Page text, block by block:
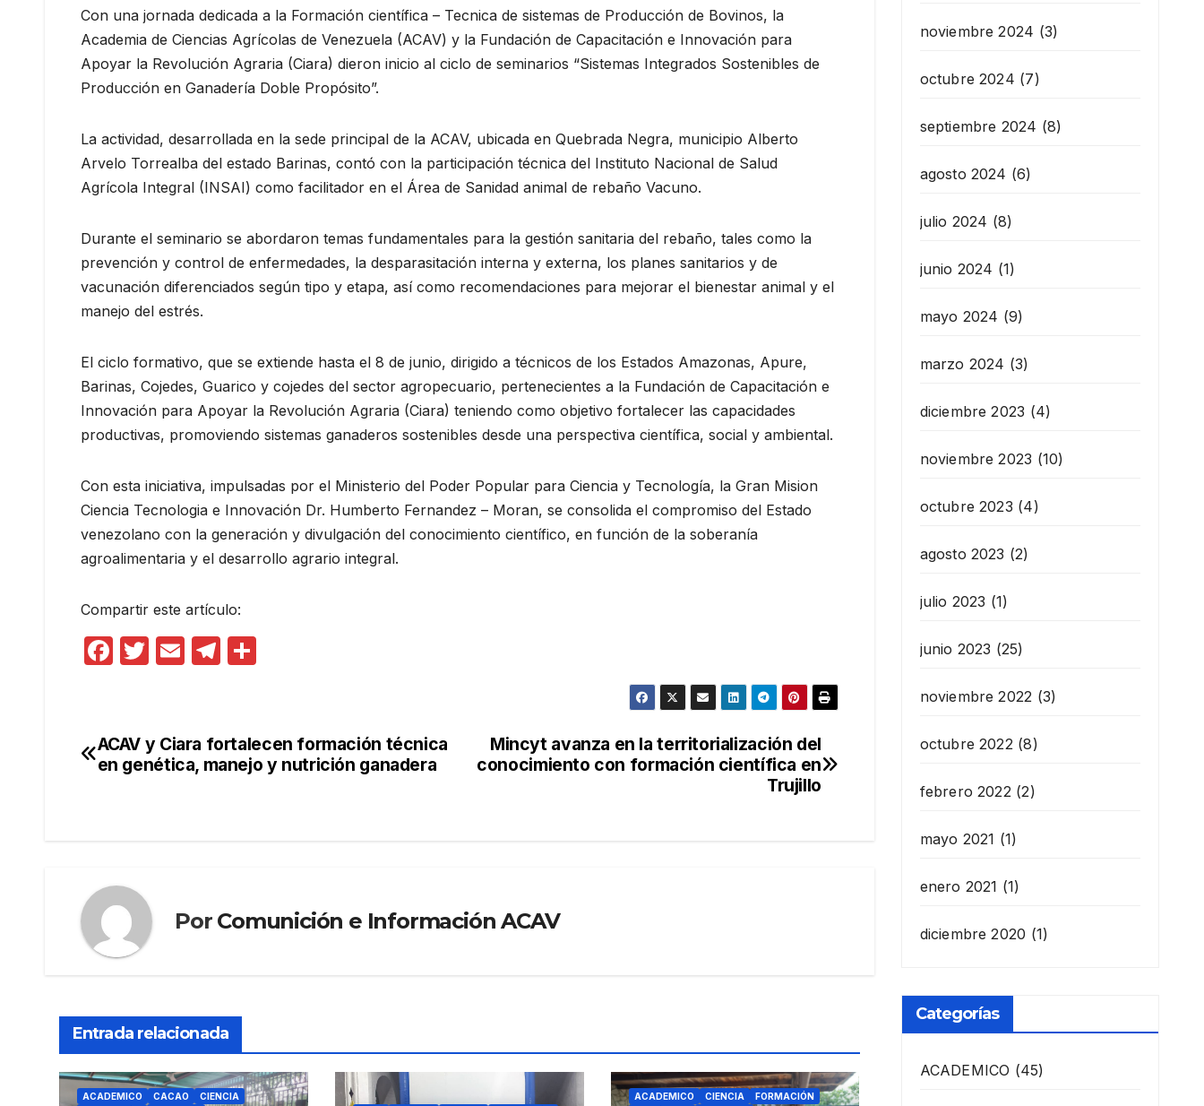
Con una jornada dedicada a la Formación científica – Tecnica de sistemas de Producción de Bovinos, la
Academia de Ciencias Agrícolas de Venezuela (ACAV) y la Fundación de Capacitación e Innovación para
Apoyar la Revolución Agraria (Ciara) dieron inicio al ciclo de seminarios “Sistemas Integrados Sostenibles de
Producción en Ganadería Doble Propósito”.
La actividad, desarrollada en la sede principal de la ACAV, ubicada en Quebrada Negra, municipio Alberto
Arvelo Torrealba del estado Barinas, contó con la participación técnica del Instituto Nacional de Salud
Agrícola Integral (INSAI) como facilitador en el Área de Sanidad animal de rebaño Vacuno.
Durante el seminario se abordaron temas fundamentales para la gestión sanitaria del rebaño, tales como la
prevención y control de enfermedades, la desparasitación interna y externa, los planes sanitarios y de
vacunación diferenciados según tipo y etapa, así como recomendaciones para mejorar el bienestar animal y el
manejo del estrés.
El ciclo formativo, que se extiende hasta el 8 de junio, dirigido a técnicos de los Estados Amazonas, Apure,
Barinas, Cojedes, Guarico y cojedes del sector agropecuario, pertenecientes a la Fundación de Capacitación e
Innovación para Apoyar la Revolución Agraria (Ciara) teniendo como objetivo fortalecer las capacidades
productivas, promoviendo sistemas ganaderos sostenibles desde una perspectiva científica, social y ambiental.
Con esta iniciativa, impulsadas por el Ministerio del Poder Popular para Ciencia y Tecnología, la Gran Mision
Ciencia Tecnologia e Innovación Dr. Humberto Fernandez – Moran, se consolida el compromiso del Estado
venezolano con la generación y divulgación del conocimiento científico, en función de la soberanía
agroalimentaria y el desarrollo agrario integral.
Compartir este artículo:
F
e
b
T
er
E
T
gr
a
p
ar
Navegación
Mincyt avanza en la territorialización del
conocimiento con formación científica en
Trujillo
ACAV y Ciara fortalecen formación técnica
en genética, manejo y nutrición ganadera
Por Comunición e Información ACAV
Entrada relacionada
ACADEMICO CACAO
CIENCIA
ACADEMICO CIENCIA
FORMACIÓN
noviembre 2024 (3)
octubre 2024 (7)
septiembre 2024 (8)
agosto 2024 (6)
julio 2024 (8)
junio 2024 (1)
mayo 2024 (9)
marzo 2024 (3)
diciembre 2023 (4)
noviembre 2023 (10)
octubre 2023 (4)
agosto 2023 (2)
julio 2023 (1)
junio 2023 (25)
noviembre 2022 (3)
octubre 2022(8)
febrero 2022(2)
mayo 2021 (1)
enero 2021 (1)
diciembre 2020 (1)
Categorías
ACADEMICO (45)